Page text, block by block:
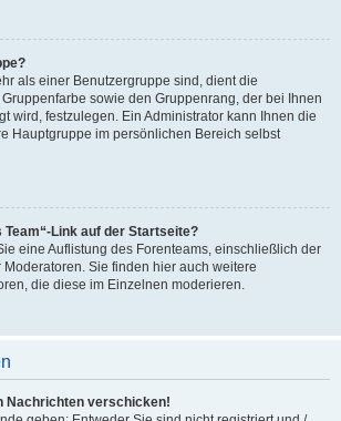
als einer Benutzergruppe sind, dient die
sowie den Gruppenrang, der bei Ihnen
wird, festzulegen. Ein Administrator kann Ihnen die
Hauptgruppe im persönlichen Bereich selbst
Team“-Link auf der Startseite?
eine Auflistung des Forenteams, einschließlich der
Sie finden hier auch weitere
die diese im Einzelnen moderieren.
Nachrichten verschicken!